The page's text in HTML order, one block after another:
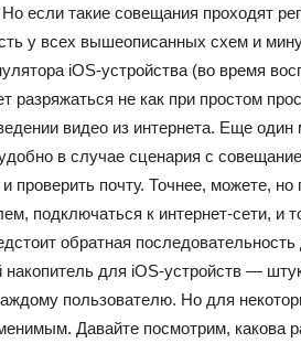
Но если такие совещания проходят
у всех вышеописанных схем и
iOS-устройства (во время
разряжаться не как при простом
видео из интернета. Еще
в случае сценария с
проверить почту. Точнее, можете, но
подключаться к интернет-сети, и
обратная
накопитель для iOS-устройств —
пользователю. Но для
Давайте посмотрим, какова